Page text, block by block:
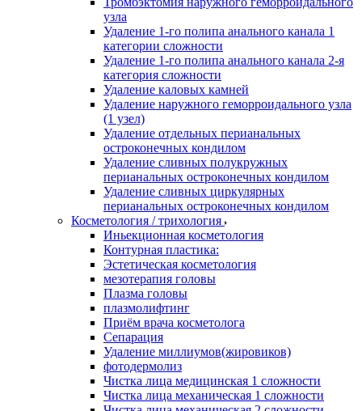
узла
Удаление 1-го полипа анального канала 1
категории сложности
Удаление 1-го полипа анального канала 2-я
категория сложности
Удаление каловых камней
Удаление наружного геморроидального узла
(1 узел)
Удаление отдельных перианальных
остроконечных кондилом
Удаление сливных полукружных
перианальных остроконечных кондилом
Удаление сливных циркулярных
перианальных остроконечных кондилом
Косметология / трихология
Иньекционная косметология
Контурная пластика:
Эстетическая косметология
мезотерапия головы
Плазма головы
плазмолифтинг
Приём врача косметолога
Сепарация
Удаление миллиумов(жировиков)
фотодермолиз
Чистка лица медицинская 1 сложности
Чистка лица механическая 1 сложности